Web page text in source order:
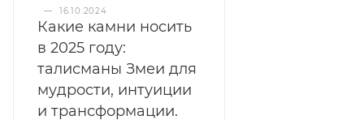
—
16.10.2024
Какие камни носить
в 2025 году:
талисманы Змеи для
мудрости, интуиции
и трансформации.